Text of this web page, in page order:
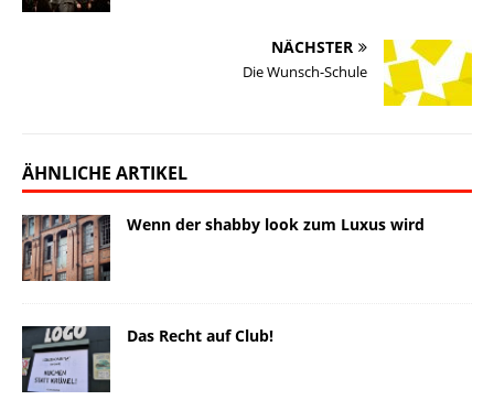
NÄCHSTER
Die Wunsch-Schule
ÄHNLICHE ARTIKEL
Wenn der shabby look zum Luxus wird
Das Recht auf Club!